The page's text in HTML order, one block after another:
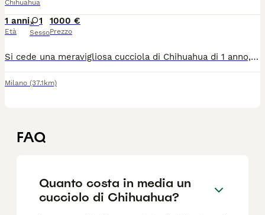
Chihuahua
1 anni
Età
1
Sesso
1000 €
Prezzo
Si cede una meravigliosa cucciola di Chihuahua di 1 anno, l'età ideale per chi desidera un cagnolino già autonomo ma ancora giovanissimo, vivace e pronto a legarsi profondamente a una nuova figura di riferimento. Questa piccola è un vero concentrato di dolcezza e simpatia: ha un carattere splendido, molto affettuoso e socievole, adora la compagnia e si adatta perfettamente alla vita in appartamento, rivelandosi la compagna di vita ideale. La cucciola è in ottima salute, regolarmente microchippata, vaccinata e completa di tutti i documenti sanitari in regola. Ci teniamo a specificare che, date le sue dimensioni particolarmente ridotte, non è assolutamente una cagnolina adatta alla riproduzione. Per questo motivo, non verrà presa in considerazione alcuna richiesta da parte di allevatori: la piccola non è una fattrice. La vendita è rivolta esclusivamente a famiglie amorevoli che desiderino accoglierla come un vero membro della casa e che siano pronte a prendersene cura con la massima responsabilità e il rispetto che merita. Per ulteriori informazioni, dettagli sul prezzo o per conoscerla di persona, potete contattarmi in privato.
Milano (37.1km)
FAQ
Quanto costa in media un
cucciolo di Chihuahua?